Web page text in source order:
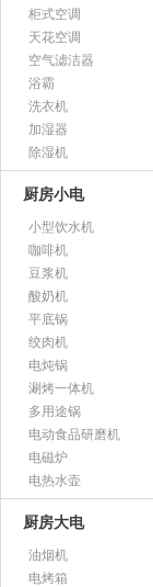
柜式空调
天花空调
空气滤洁器
浴霸
洗衣机
加湿器
除湿机
厨房小电
小型饮水机
咖啡机
豆浆机
酸奶机
平底锅
绞肉机
电炖锅
涮烤一体机
多用途锅
电动食品研磨机
电磁炉
电热水壶
厨房大电
油烟机
电烤箱